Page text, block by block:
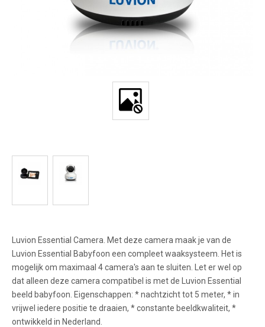
Luvion Essential Camera. Met deze camera maak je van de
Luvion Essential Babyfoon een compleet waaksysteem. Het is
mogelijk om maximaal 4 camera's aan te sluiten. Let er wel op
dat alleen deze camera compatibel is met de Luvion Essential
beeld babyfoon. Eigenschappen: * nachtzicht tot 5 meter, * in
vrijwel iedere positie te draaien, * constante beeldkwaliteit, *
ontwikkeld in Nederland.